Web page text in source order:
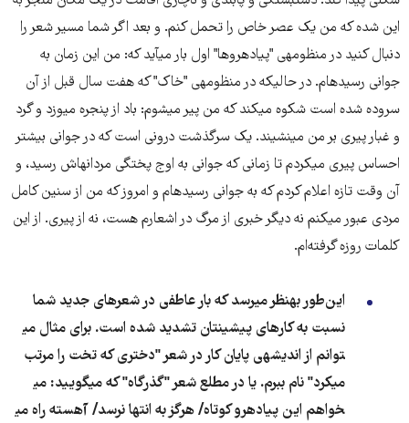
این شده که من یک عصر خاص را تحمل کنم. و بعد اگر شما مسیر شعر را
دنبال کنید در منظومه​ی "پیاده​روها" اول بار می​آید که: من این زمان به
جوانی رسیده​ام. در حالیکه در منظومه​ی "خاک" که هفت سال قبل از آن
سروده شده است شکوه می​کند که من پیر می​شوم: باد از پنجره می​وزد و گرد
و غبار پیری بر من می​نشیند. یک سرگذشت درونی است که در جوانی بیشتر
احساس پیری می​کردم تا زمانی که جوانی به اوج پختگی مردانه​اش رسید، و
آن وقت تازه اعلام کردم که به جوانی رسیده​ام و امروز که من از سنین کامل
مردی عبور می​کنم نه دیگر خبری از مرگ در اشعارم هست، نه از پیری. از این
کلمات روزه گرفته‌ام.
این‌طور به​نظر می​رسد که بار عاطفی در شعرهای جدید شما
نسبت به کارهای پیشین​تان تشدید شده است. برای مثال می​
توانم از اندیشه​ی پایان کار در شعر "دختری که تخت را مرتب
می​کرد" نام ببرم. یا در مطلع شعر "گذرگاه" که می​گویید: می​
خواهم این پیاده​رو کوتاه/ هرگز به انتها نرسد/ آهسته راه می​